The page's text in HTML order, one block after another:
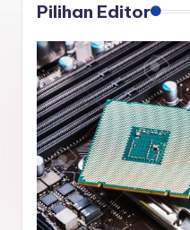
Pilihan Editor